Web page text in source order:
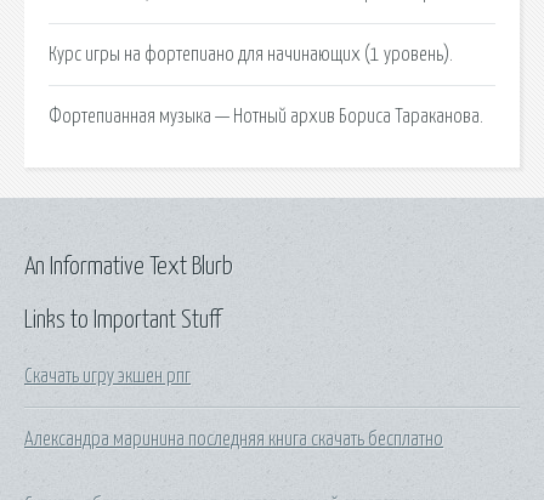
Курс игры на фортепиано для начинающих (1 уровень).
Фортепианная музыка — Нотный архив Бориса Тараканова.
Links to Important Stuff
Скачать игру экшен рпг
Александра маринина последняя книга скачать бесплатно
An Informative Text Blurb